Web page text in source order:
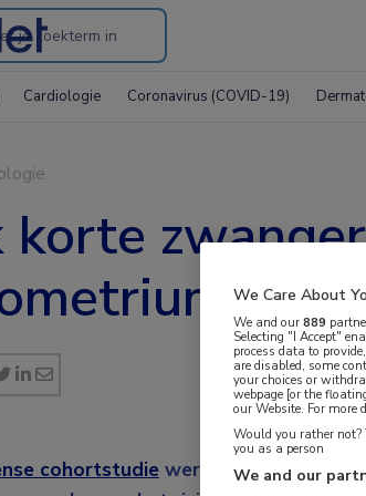
Cardiologie Coronavirus (COVID-19)
korte
cohortstudie werd een sterke
We Care About
We and our889
Selecting "I Accept"
process data to
are disabled, some
your choices or
webpage [or the
our Website. For more
Would you rather not?
you as a person
We and our